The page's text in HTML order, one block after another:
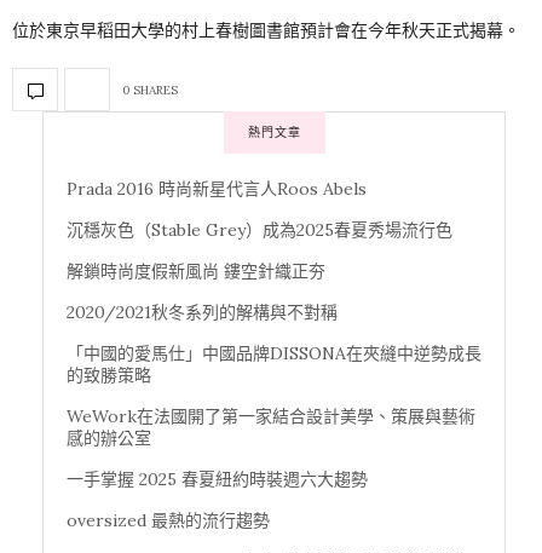
位於東京早稻田大學的村上春樹圖書館預計會在今年秋天正式揭幕。
0 SHARES
熱門文章
Prada 2016 時尚新星代言人Roos Abels
沉穩灰色（Stable Grey）成為2025春夏秀場流行色
解鎖時尚度假新風尚 鏤空針織正夯
2020/2021秋冬系列的解構與不對稱
「中國的愛馬仕」中國品牌DISSONA在夾縫中逆勢成長
的致勝策略
WeWork在法國開了第一家結合設計美學、策展與藝術
感的辦公室
一手掌握 2025 春夏紐約時裝週六大趨勢
oversized 最熱的流行趨勢